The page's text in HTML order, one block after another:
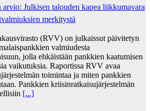
arvio: Julkisen talouden kapea liikkumavara
merkitystä
(RVV) on julkaissut päivitetyn
valmiudesta
jolla ehkäistään pankkien kaatumisen
vaikutuksia. Raportissa RVV avaa
toimintaa ja miten pankkien
Pankkien kriisinratkaisujärjestelmän
[...]